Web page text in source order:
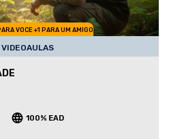
VOCE +1 PARA UM AMIGO
VIDEOAULAS
100% EAD